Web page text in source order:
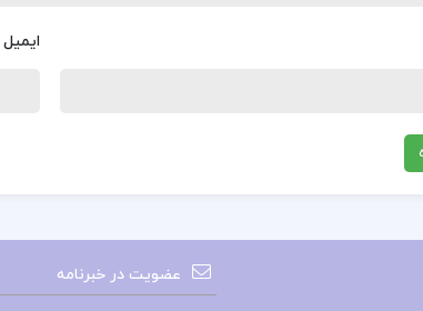
ایمیل
عضویت در خبرنامه